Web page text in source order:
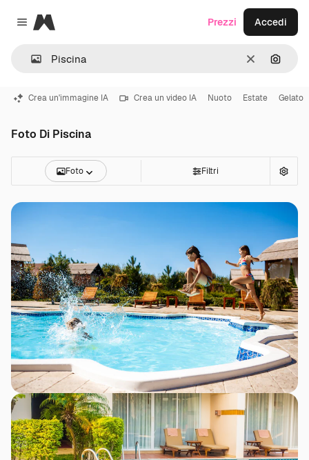
Close menu
Magnific
CancellaCerca
Prezzi Accedi
Crea un'immagine IA Crea un video IA Nuoto Estate Gelato
Foto Di Piscina
Foto Filtri